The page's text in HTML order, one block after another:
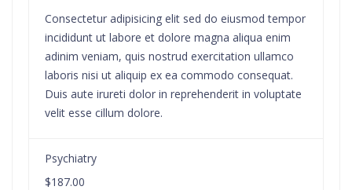
Consectetur adipisicing elit sed do eiusmod tempor
incididunt ut labore et dolore magna aliqua enim
adinim veniam, quis nostrud exercitation ullamco
laboris nisi ut aliquip ex ea commodo consequat.
Duis aute irureti dolor in reprehenderit in voluptate
velit esse cillum dolore.
Psychiatry
$187.00